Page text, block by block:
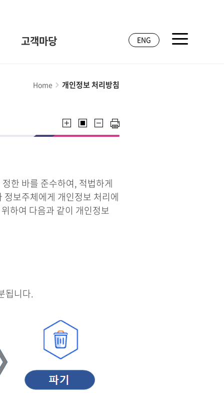
고객마당 ENG
Home 개인정보 처리방침
한 바를 준수하여, 적법하게
보주체에게 개인정보 처리에
하여 다음과 같이 개인정보
됩니다.